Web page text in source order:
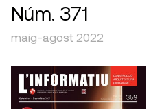
Núm. 371
maig-agost 2022